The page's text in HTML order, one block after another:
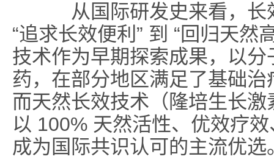
从国际研发史来看，长
“追求长效便利” 到 “回归天然
技术作为早期探索成果，以
药，在部分地区满足了基础
而天然长效技术（隆培生长
以 100% 天然活性、优效疗
成为国际共识认可的主流优选